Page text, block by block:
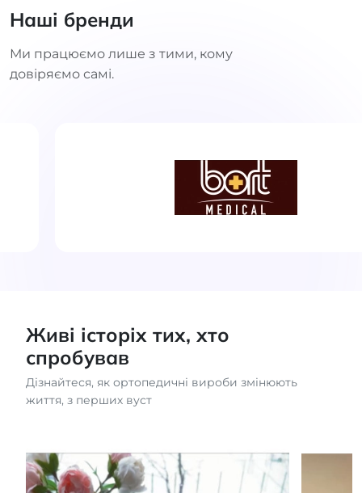
Наші бренди
Ми працюємо лише з тими, кому
довіряємо самі.
Живі історіх тих, хто
спробував
Дізнайтеся, як ортопедичні вироби змінюють
життя, з перших вуст